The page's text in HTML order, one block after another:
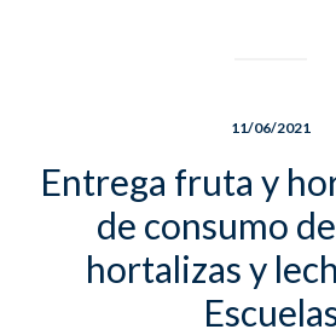
11/06/2021
Entrega fruta y
de consumo
hortalizas y